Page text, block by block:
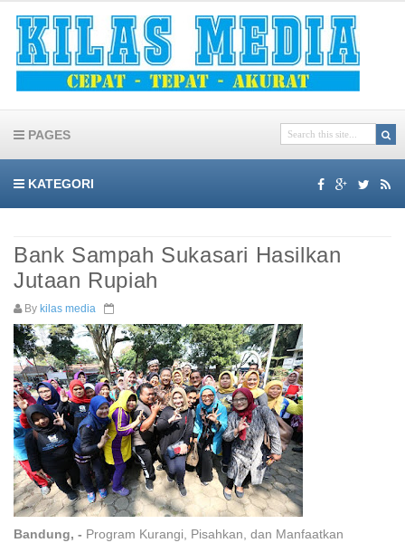
PAGES
KATEGORI
Bank Sampah Sukasari Hasilkan
Jutaan Rupiah
By kilas media
Bandung, - Program Kurangi, Pisahkan, dan Manfaatkan